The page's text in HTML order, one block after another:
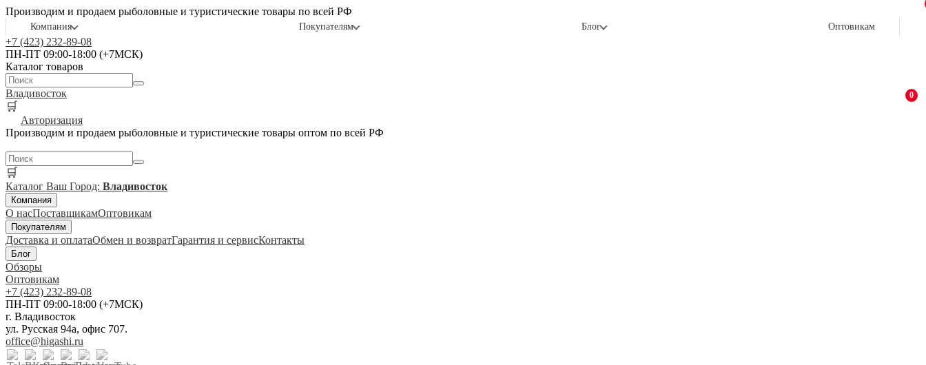
Производим и продаем рыболовные и туристические товары по всей РФ
Компания Покупателям Блог Оптовикам
+7 (423) 232-89-08
ПН-ПТ 09:00-18:00 (+7МСК)
Каталог товаров
Владивосток
🛒
0
Авторизация
Производим и продаем рыболовные и туристические товары оптом по всей РФ
🛒
Каталог Ваш Город: Владивосток
Компания
О насПоставщикамОптовикам
Покупателям
Доставка и оплатаОбмен и возвратГарантия и сервисКонтакты
Блог
Обзоры
Оптовикам
+7 (423) 232-89-08
ПН-ПТ 09:00-18:00 (+7МСК)
г. Владивосток
ул. Русская 94а, офис 707.
office@higashi.ru